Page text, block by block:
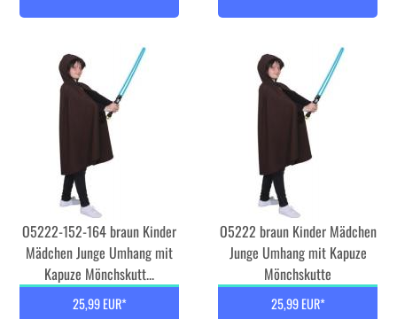
O5222-152-164 braun Kinder
Mädchen Junge Umhang mit
Kapuze Mönchskutt...
25,99 EUR*
O5222 braun Kinder Mädchen
Junge Umhang mit Kapuze
Mönchskutte
25,99 EUR*